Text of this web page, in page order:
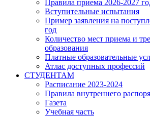
Правила приема 2026-2027
Вступительные испытания
Пример заявления на
год
Количество мест приема и
образования
Платные образовательные
Атлас доступных профессий
СТУДЕНТАМ
Расписание 2023-2024
Правила внутреннего
Газета
Учебная часть